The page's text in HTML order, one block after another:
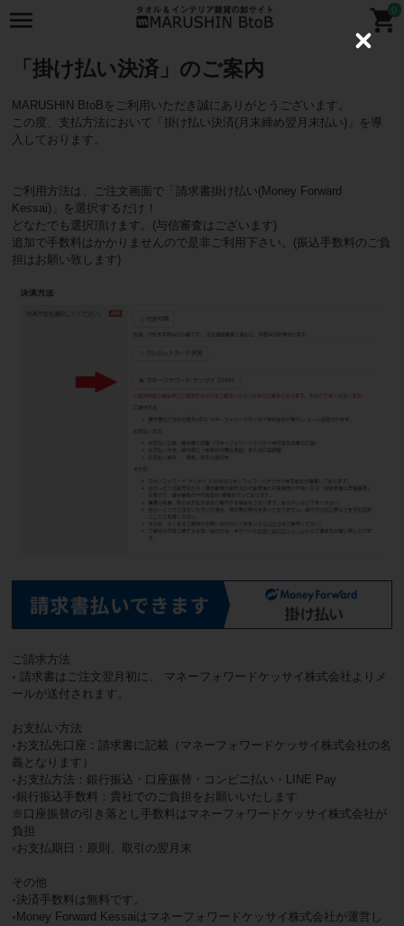
0
「掛け払い決済」のご案内
MARUSHIN BtoBをご利用いただき誠にありがとうございます。
この度、支払方法において「掛け払い決済(月末締め翌月末払い)」を導
入しております。
ご利用方法は、ご注文画面で「請求書掛け払い(Money Forward
Kessai)」を選択するだけ！
どなたでも選択頂けます。(与信審査はございます)
追加で手数料はかかりませんので是非ご利用下さい。(振込手数料のご負
担はお願い致します)
ご請求方法
◦ 請求書はご注文翌月初に、 マネーフォワードケッサイ株式会社よりメ
ールが送付されます。
お支払い方法
◦お支払先口座：請求書に記載（マネーフォワードケッサイ株式会社の名
義となります）
◦お支払方法：銀行振込・口座振替・コンビニ払い・LINE Pay
◦銀行振込手数料：貴社でのご負担をお願いいたします
※口座振替の引き落とし手数料はマネーフォワードケッサイ株式会社が
負担
◦お支払期日：原則、取引の翌月末
その他
◦決済手数料は無料です。
◦Money Forward Kessaiはマネーフォワードケッサイ株式会社が運営し
C